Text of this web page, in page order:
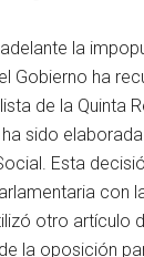
la
Gobierno ha
de la Quinta
sido
Esta
con
otro artículo
la oposición